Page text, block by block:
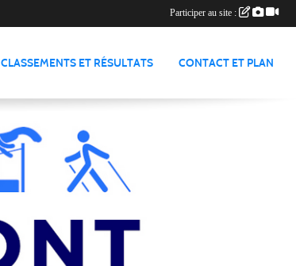
CLASSEMENTS ET RÉSULTATS CONTACT ET PLAN
Participer au site :